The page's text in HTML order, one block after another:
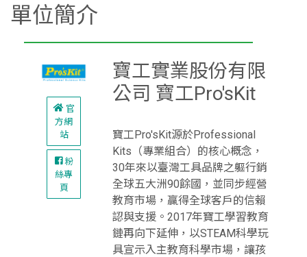
單位簡介
官
方網
站
粉
絲專
頁
寶工實業股份有限
公司 寶工Pro'sKit
寶工Pro'sKit源於Professional
Kits（專業組合）的核心概念，
30年來以臺灣工具品牌之軀行銷
全球五大洲90餘國，並同步經營
教育市場，贏得全球客戶的信賴
認與支援。2017年寶工學習教育
鏈再向下延伸，以STEAM科學玩
具宣示入主教育科學市場，讓孩